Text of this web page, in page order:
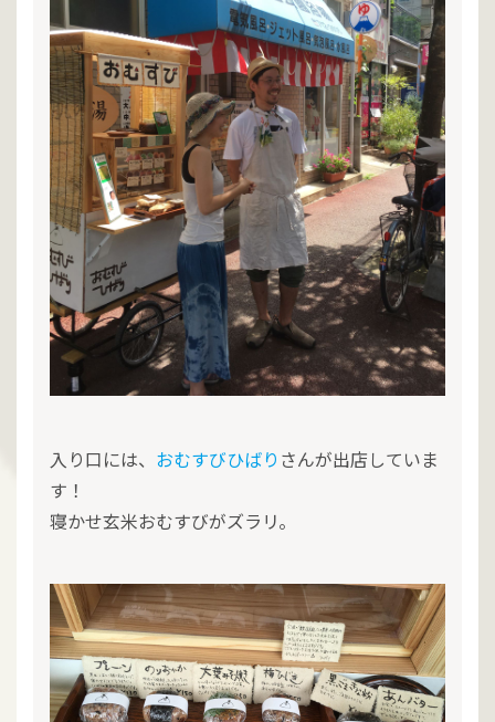
入り口には、 おむすびひばり さんが出店していま
す！
寝かせ玄米おむすびがズラリ。